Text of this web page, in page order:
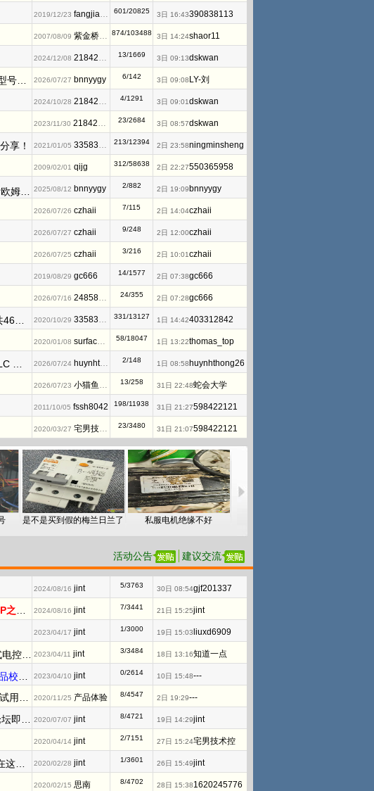
2019/12/23 fangjianwen 601/20825 3日 16:43390838113
2007/08/09 紫金桥软件 874/103488 3日 14:24shaor11
2024/12/08 2184263820 13/1669 3日 09:13dskwan
一些 2026/07/27 bnnyygy 6/142 3日 09:08 LY-刘
2024/10/28 2184263820 4/1291 3日 09:01dskwan
2023/11/30 2184263820 23/2684 3日 08:57dskwan
享！ 2021/01/05 3358319970 213/12394 2日 23:58ningminsheng
2009/02/01 qijg 312/58638 2日 22:27550365958
附件> 2025/08/12 bnnyygy 2/882 2日 19:09bnnyygy
2026/07/26 czhaii 7/115 2日 14:04czhaii
2026/07/27 czhaii 9/248 2日 12:00czhaii
2026/07/25 czhaii 3/216 2日 10:01czhaii
2019/08/29 gc666 14/1577 2日 07:38gc666
2026/07/16 2485846506 24/355 2日 07:28gc666
助。 2020/10/29 3358319970 331/13127 1日 14:42403312842
2020/01/08 surfacersnow 58/18047 1日 13:22thomas_top
！ 2026/07/24 huynhthong26 2/148 1日 08:58 huynhthong26
2026/07/23 小猫鱼MAWheF 13/258 31日 22:48蛇会大学
2011/10/05 fssh8042 198/11938 31日 21:27598422121
2020/03/27 宅男技术控 23/3480 31日 21:07598422121
是不是买到假的梅兰日兰了 私服电机绝缘不好
活动公告 建议交流
2024/08/16 jint 5/3763 30日 08:54gjf201337
信 2024/08/16 jint 7/3441 21日 15:25jint
2023/04/17 jint 1/3000 19日 15:03 liuxd6909
先看！ 2023/04/11 jint 3/3484 18日 13:16知道一点
演示 2023/04/10 jint 0/2614 10日 15:48---
啦 2020/11/25 产品体验 8/4547 2日 19:29---
开启 2020/07/07 jint 8/4721 19日 14:29jint
2020/04/14 jint 2/7151 27日 15:24宅男技术控
！ 2020/02/28 jint 1/3601 26日 15:49jint
2020/02/15 思南 8/4702 28日 15:381620245776